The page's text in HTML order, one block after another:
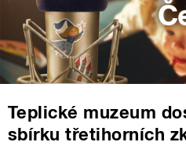
Teplické muzeum
sbírku třetihorních